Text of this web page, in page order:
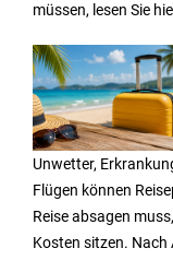
müssen, lesen Sie
Unwetter,
Flügen können
Reise absagen
Kosten sitzen. Nach